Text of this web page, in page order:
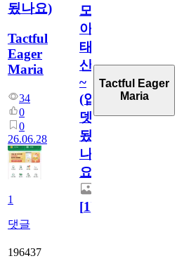
됬나요)
Tactful
Eager
Maria
34
0
0
26.06.28
1
댓글
모
아
태
산
~
(업
뎃
됬
나
요)
[1]
Tactful Eager
Maria
196437